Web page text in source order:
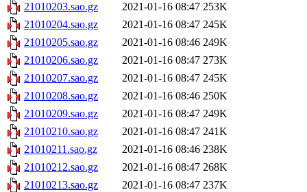
21010203.sao.gz
2021-01-16 08:47 253K
21010204.sao.gz
2021-01-16 08:47 245K
21010205.sao.gz
2021-01-16 08:46 249K
21010206.sao.gz
2021-01-16 08:47 273K
21010207.sao.gz
2021-01-16 08:47 245K
21010208.sao.gz
2021-01-16 08:46 250K
21010209.sao.gz
2021-01-16 08:47 249K
21010210.sao.gz
2021-01-16 08:47 241K
21010211.sao.gz
2021-01-16 08:46 238K
21010212.sao.gz
2021-01-16 08:47 268K
21010213.sao.gz
2021-01-16 08:47 237K